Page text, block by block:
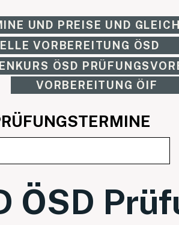
UND PREISE UND
VORBEREITUNG ÖSD
ÖSD
VORBEREITUNG ÖIF
ÖSD